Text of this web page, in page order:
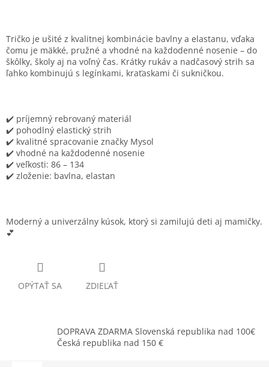
Tričko je ušité z kvalitnej kombinácie bavlny a elastanu, vďaka
čomu je mäkké, pružné a vhodné na každodenné nosenie – do
škôlky, školy aj na voľný čas. Krátky rukáv a nadčasový strih sa
ľahko kombinujú s legínkami, kraťaskami či sukničkou.
✔️ príjemný rebrovaný materiál
✔️ pohodlný elastický strih
✔️ kvalitné spracovanie značky Mysol
✔️ vhodné na každodenné nosenie
✔️ veľkosti: 86 – 134
✔️ zloženie: bavlna, elastan
Moderný a univerzálny kúsok, ktorý si zamilujú deti aj mamičky.
💕
OPÝTAŤ SA ZDIEĽAŤ
DOPRAVA ZDARMA Slovenská republika nad 100€
Česká republika nad 150 €